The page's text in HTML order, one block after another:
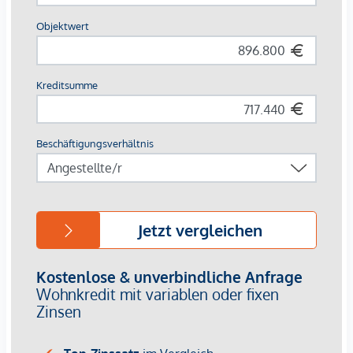
Nahversorger im Haus
AUSSTATTUNG
Eichenparkettboden
Bodentiefe Fenster
Klimaanlage in den Dachgeschossen
Großzügige Freiflächen
E-Mobilität
Elektrischer Sonnenschutz
Für nähere Informationen besuchen Sie gerne unsere
https://www.winegg.at/de/wohnprojekte/
44-1050-wien-siebenbrunnengasse/ oder vereinbaren Sie
einenpersönlichen Beratungstermin